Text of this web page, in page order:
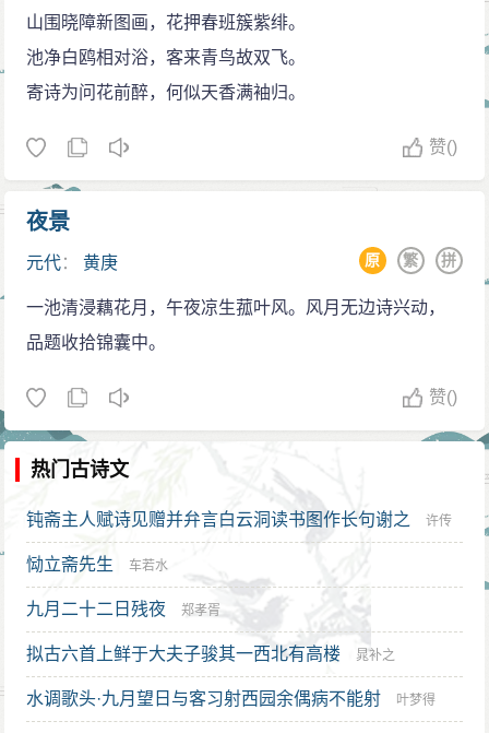
山围晓障新图画，花押春班簇紫绯。
池净白鸥相对浴，客来青鸟故双飞。
寄诗为问花前醉，何似天香满袖归。
赞()
夜景
元代：黄庚 拼
繁
原
一池清浸藕花月，午夜凉生菰叶风。风月无边诗兴动，
品题收拾锦囊中。
赞()
热门古诗文
钝斋主人赋诗见赠并弁言白云洞读书图作长句谢之 许传
霈
恸立斋先生 车若水
九月二十二日残夜 郑孝胥
拟古六首上鲜于大夫子骏其一西北有高楼 晁补之
水调歌头·九月望日与客习射西园余偶病不能射 叶梦得